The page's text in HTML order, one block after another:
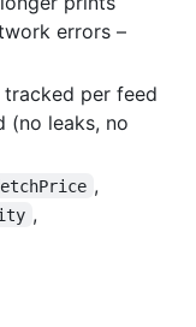
errors –
per feed
(no leaks, no
,
,